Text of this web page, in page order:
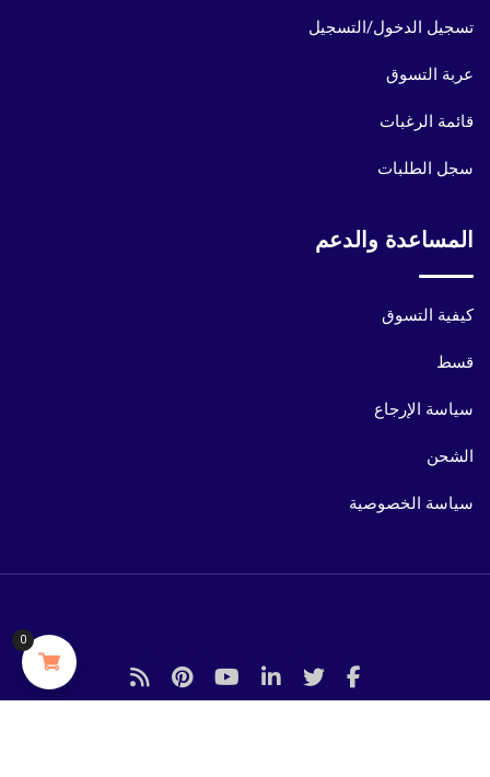
تسجيل الدخول/التسجيل
عربة التسوق
قائمة الرغبات
سجل الطلبات
المساعدة والدعم
كيفية التسوق
قسط
سياسة الإرجاع
الشحن
سياسة الخصوصية
0